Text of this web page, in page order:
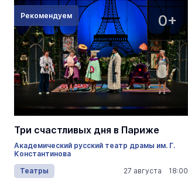
Рекомендуем 0+
Три счастливых дня в Париже
Академический русский театр драмы им. Г.
Константинова
Театры
27 августа 18:00
«Солдатики называли меня мама
года спасала жизни в зоне СВО
Армия 22 июня 11:00